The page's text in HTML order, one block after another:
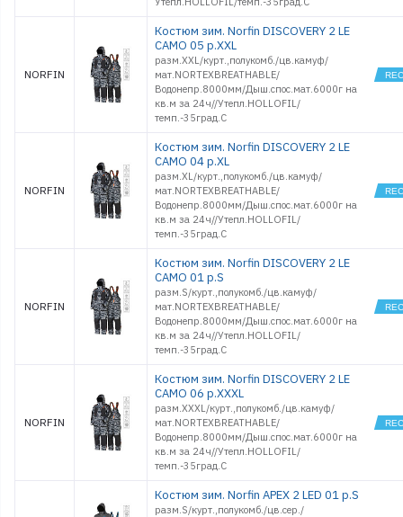
NORFIN
Костюм зим. Norfin DISCOVERY 2 LE
CAMO 05 р.XXL
разм.XXL/курт.,полукомб./цв.камуф/
мат.NORTEXBREATHABLE/
Водонепр.8000мм/Дыш.спос.мат.6000г на
кв.м за 24ч//Утепл.HOLLOFIL/
темп.-35град.С
NORFIN
Костюм зим. Norfin DISCOVERY 2 LE
CAMO 04 р.XL
разм.XL/курт.,полукомб./цв.камуф/
мат.NORTEXBREATHABLE/
Водонепр.8000мм/Дыш.спос.мат.6000г на
кв.м за 24ч//Утепл.HOLLOFIL/
темп.-35град.С
NORFIN
Костюм зим. Norfin DISCOVERY 2 LE
CAMO 01 р.S
разм.S/курт.,полукомб./цв.камуф/
мат.NORTEXBREATHABLE/
Водонепр.8000мм/Дыш.спос.мат.6000г на
кв.м за 24ч//Утепл.HOLLOFIL/
темп.-35град.С
NORFIN
Костюм зим. Norfin DISCOVERY 2 LE
CAMO 06 р.XXXL
разм.XXXL/курт.,полукомб./цв.камуф/
мат.NORTEXBREATHABLE/
Водонепр.8000мм/Дыш.спос.мат.6000г на
кв.м за 24ч//Утепл.HOLLOFIL/
темп.-35град.С
Костюм зим. Norfin APEX 2 LED 01 р.S
разм.S/курт.,полукомб./цв.сер./